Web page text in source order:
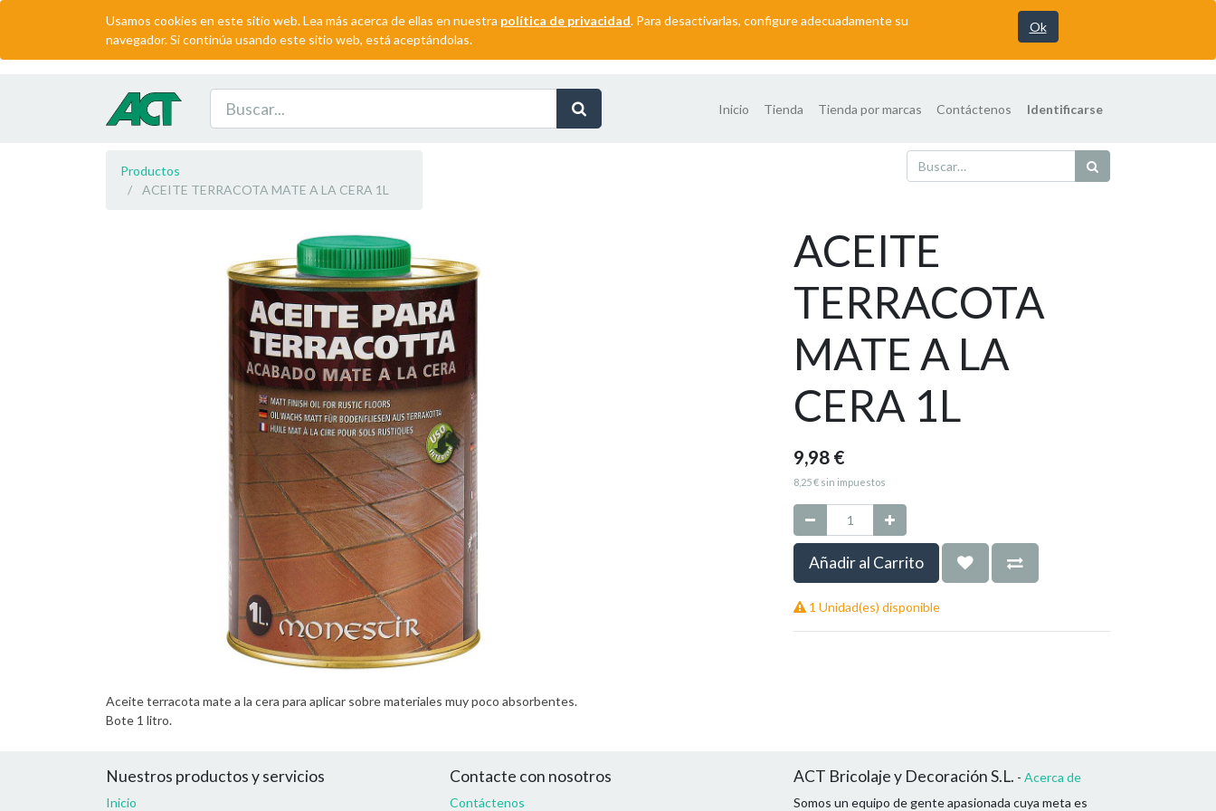
Usamos cookies en este sitio web. Lea más acerca de ellas en nuestra política de privacidad. Para desactivarlas, configure adecuadamente su
navegador. Si continúa usando este sitio web, está aceptándolas.
Ok
Inicio Tienda Tienda por marcas Contáctenos Identificarse
Productos
ACEITE TERRACOTA MATE A LA CERA 1L
Aceite terracota mate a la cera para aplicar sobre materiales muy poco absorbentes.
Bote 1 litro.
ACEITE
TERRACOTA
MATE A LA
CERA 1L
9,98 €
8,25€ sin impuestos
Añadir al Carrito
1 Unidad(es) disponible
Nuestros productos y servicios
Inicio
Contacte con nosotros
Contáctenos
ACT Bricolaje y Decoración S.L. - Acerca de
Somos un equipo de gente apasionada cuya meta es